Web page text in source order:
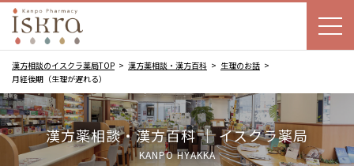
漢方相談のイスクラ薬局TOP 漢方薬相談・漢方百科
生理のお話
月経後期（生理が遅れる）
漢方薬相談・漢方百科 ｜ イスクラ薬局
KANPO HYAKKA